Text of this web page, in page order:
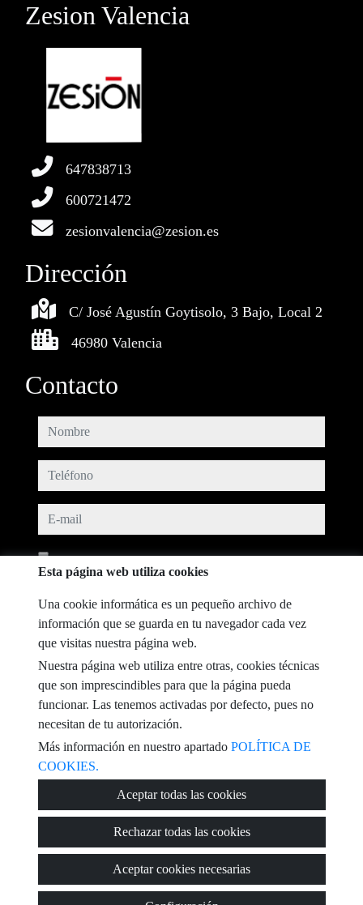
Zesion Valencia
647838713
600721472
zesionvalencia@zesion.es
Dirección
C/ José Agustín Goytisolo, 3 Bajo, Local 2
46980 Valencia
Contacto
nombre
teléfono
e-mail
Captcha
Zesion Valencia·Política de privacidad·Política de cookies
Aviso legal· Soporte:Inmobigrama
Esta página web utiliza cookies
Una cookie informática es un pequeño archivo de
información que se guarda en tu navegador cada vez
que visitas nuestra página web.
Nuestra página web utiliza entre otras, cookies técnicas
que son imprescindibles para que la página pueda
funcionar. Las tenemos activadas por defecto, pues no
necesitan de tu autorización.
Más información en nuestro apartado POLÍTICA DE
COOKIES.
Aceptar todas las cookies
Rechazar todas las cookies
Aceptar cookies necesarias